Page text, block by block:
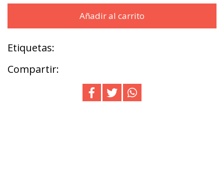
Añadir al carrito
Etiquetas:
Compartir: